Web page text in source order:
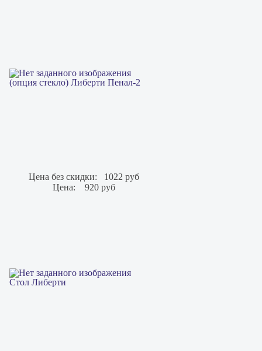
(опция стекло) Либерти Пенал-2
Цена без скидки:
1022 руб
Цена:
920 руб
Стол Либерти